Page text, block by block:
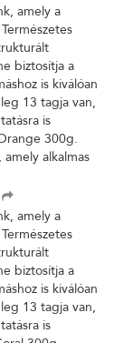
amely a
biztosítja a
is kiválóan
13 tagja van,
is
300g.
alkalmas
amely a
biztosítja a
is kiválóan
13 tagja van,
is